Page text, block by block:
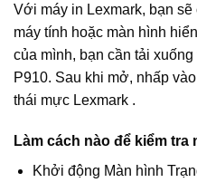
Với máy in Lexmark, bạn
máy tính hoặc màn hình
của mình, bạn cần tải
P910. Sau khi mở, nhấp
thái mực Lexmark .
Làm cách nào để kiểm
Khởi động Màn hình